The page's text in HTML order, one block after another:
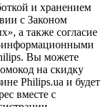
и хранением
с Законом
а также согласие
информационными
Вы можете
на скидку
Philips.ua и будет
вместе с